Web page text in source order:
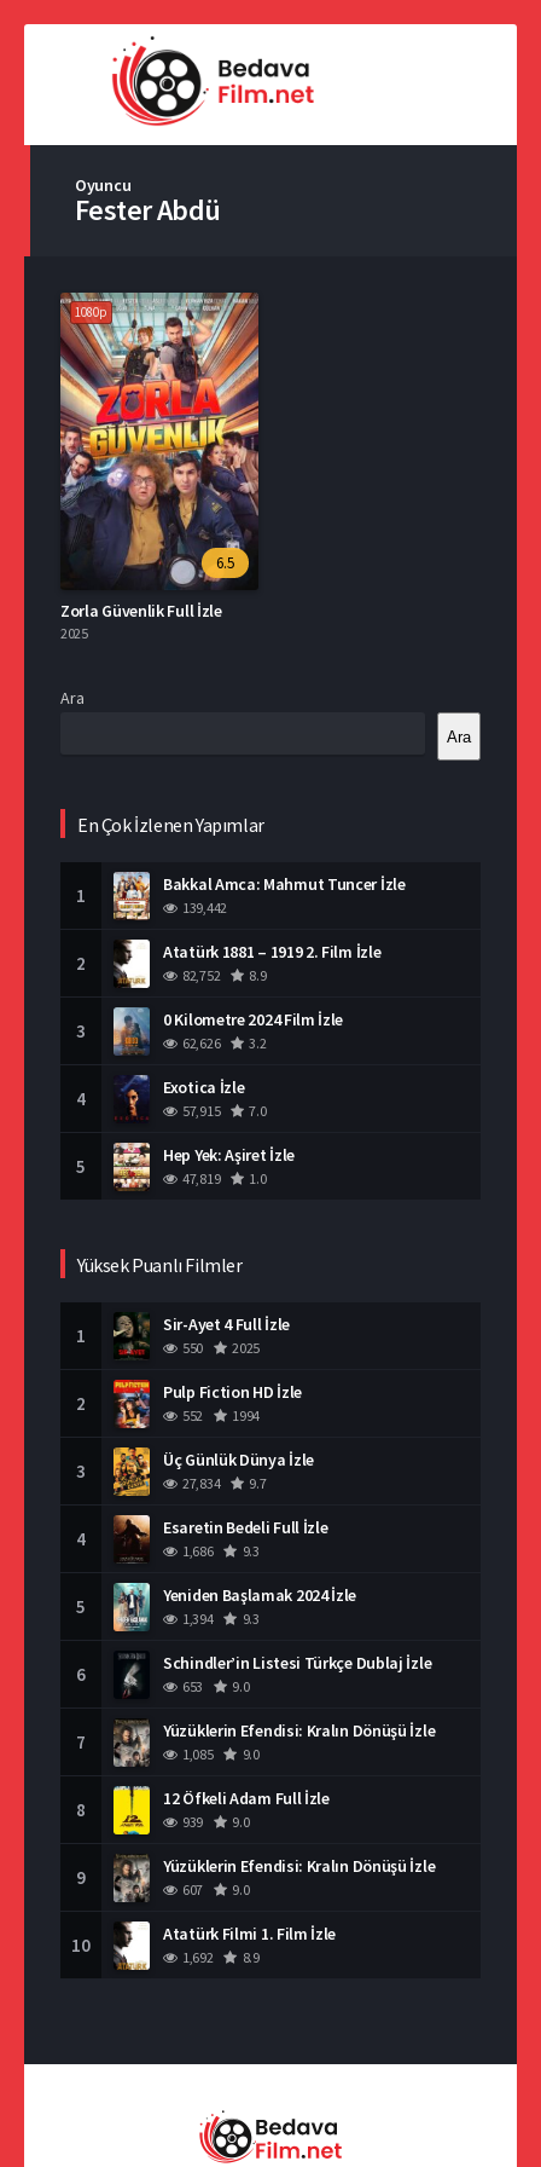
Oyuncu
Fester Abdü
1080p
6.5
Zorla Güvenlik Full İzle
2025
Ara
Ara
En Çok İzlenen Yapımlar
1 Bakkal Amca: Mahmut Tuncer İzle
139,442
2 Atatürk 1881 – 1919 2. Film İzle
82,752 8.9
3 0 Kilometre 2024 Film İzle
62,626 3.2
4 Exotica İzle
57,915 7.0
5 Hep Yek: Aşiret İzle
47,819 1.0
Yüksek Puanlı Filmler
1 Sir-Ayet 4 Full İzle
550 2025
2 Pulp Fiction HD İzle
552 1994
3 Üç Günlük Dünya İzle
27,834 9.7
4 Esaretin Bedeli Full İzle
1,686 9.3
5 Yeniden Başlamak 2024 İzle
1,394 9.3
6 Schindler’in Listesi Türkçe Dublaj İzle
653 9.0
7 Yüzüklerin Efendisi: Kralın Dönüşü İzle
1,085 9.0
8 12 Öfkeli Adam Full İzle
939 9.0
9 Yüzüklerin Efendisi: Kralın Dönüşü İzle
607 9.0
10 Atatürk Filmi 1. Film İzle
1,692 8.9